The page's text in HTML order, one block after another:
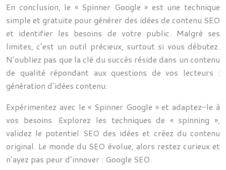
En conclusion, le « Spinner Google » est une technique
simple et gratuite pour générer des idées de contenu SEO
et identifier les besoins de votre public. Malgré ses
limites, c’est un outil précieux, surtout si vous débutez.
N’oubliez pas que la clé du succès réside dans un contenu
de qualité répondant aux questions de vos lecteurs :
génération d’idées contenu.
Expérimentez avec le « Spinner Google » et adaptez-le à
vos besoins. Explorez les techniques de « spinning »,
validez le potentiel SEO des idées et créez du contenu
original. Le monde du SEO évolue, alors restez curieux et
n’ayez pas peur d’innover : Google SEO.